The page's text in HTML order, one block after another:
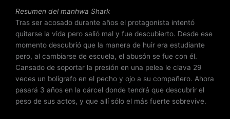
5
Resumen del manhwa Shark
Tras ser acosado durante años el protagonista intentó
quitarse la vida pero salió mal y fue descubierto. Desde ese
momento descubrió que la manera de huir era estudiante
pero, al cambiarse de escuela, el abusón se fue con él.
Cansado de soportar la presión en una pelea le clava 29
veces un bolígrafo en el pecho y ojo a su compañero. Ahora
pasará 3 años en la cárcel donde tendrá que descubrir el
peso de sus actos, y que allí sólo el más fuerte sobrevive.